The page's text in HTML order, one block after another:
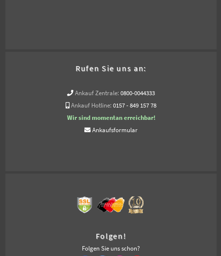
Rufen Sie uns an:
Ankauf Zentrale: 0800-0044333
Ankauf Hotline: 0157 - 849 157 78
Wir sind momentan erreichbar!
Ankaufsformular
Folgen!
Folgen Sie uns schon?